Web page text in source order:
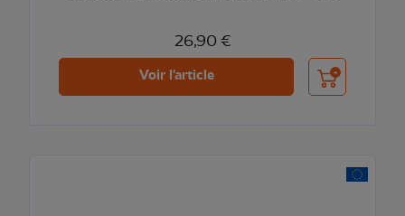
26,90 €
Voir l'article Ajouter au